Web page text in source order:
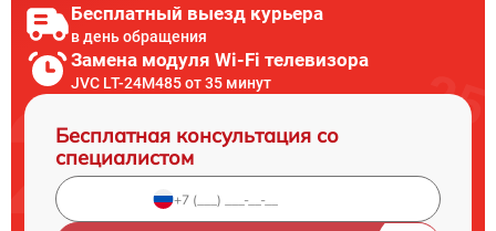
Бесплатный выезд курьера
в день обращения
Замена модуля Wi-Fi телевизора
JVC LT-24M485 от 35 минут
Бесплатная консультация со
специалистом